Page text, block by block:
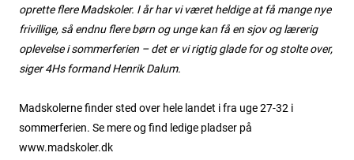
oprette flere Madskoler. I år har vi været heldige at få mange nye
frivillige, så endnu flere børn og unge kan få en sjov og lærerig
oplevelse i sommerferien – det er vi rigtig glade for og stolte over,
siger 4Hs formand Henrik Dalum.
Madskolerne finder sted over hele landet i fra uge 27-32 i
sommerferien. Se mere og find ledige pladser på
www.madskoler.dk